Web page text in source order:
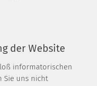
der Website
informatorischen
Sie uns nicht